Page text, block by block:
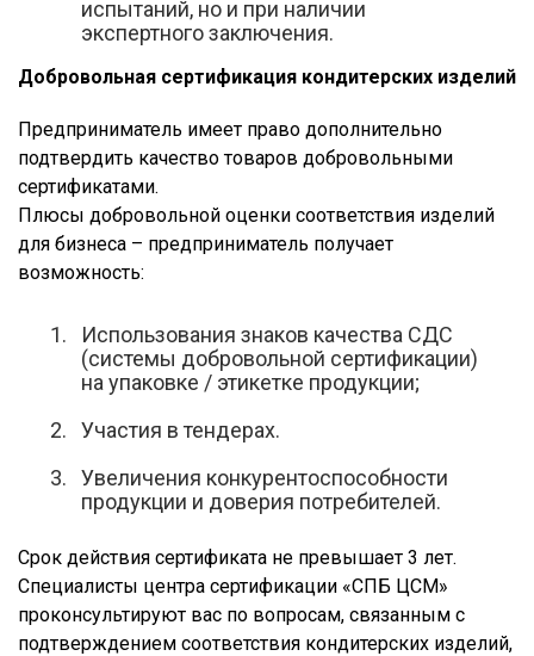
испытаний, но и при наличии
экспертного заключения.
Добровольная сертификация кондитерских изделий
Предприниматель имеет право дополнительно
подтвердить качество товаров добровольными
сертификатами.
Плюсы добровольной оценки соответствия изделий
для бизнеса – предприниматель получает
возможность:
Использования знаков качества СДС
(системы добровольной сертификации)
на упаковке / этикетке продукции;
Участия в тендерах.
Увеличения конкурентоспособности
продукции и доверия потребителей.
Срок действия сертификата не превышает 3 лет.
Специалисты центра сертификации «СПБ ЦСМ»
проконсультируют вас по вопросам, связанным с
подтверждением соответствия кондитерских изделий,